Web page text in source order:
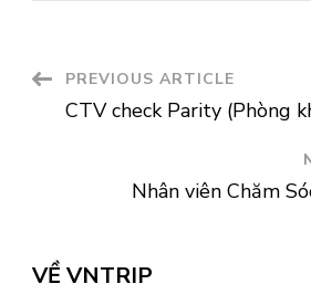
Post
Navigation
PREVIOUS ARTICLE
CTV check Parity (Phòng
Nhân viên Chăm
VỀ VNTRIP